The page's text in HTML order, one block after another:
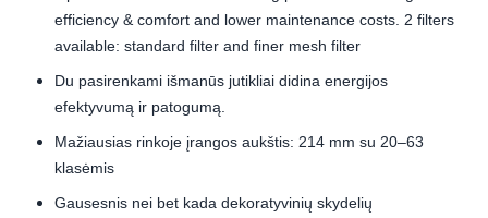
efficiency & comfort and lower maintenance costs. 2 filters
available: standard filter and finer mesh filter
Du pasirenkami išmanūs jutikliai didina energijos
efektyvumą ir patogumą.
Mažiausias rinkoje įrangos aukštis: 214 mm su 20–63
klasėmis
Gausesnis nei bet kada dekoratyvinių skydelių